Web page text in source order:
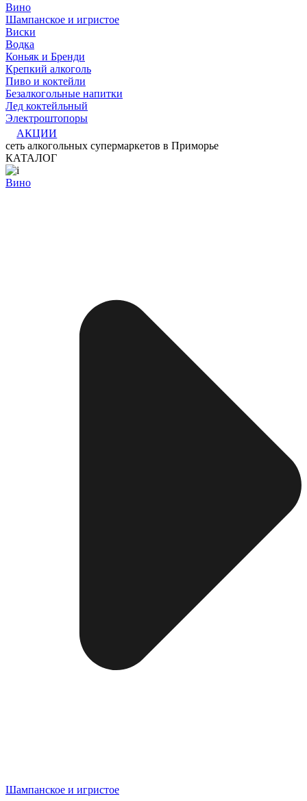
Вино
Шампанское и игристое
Виски
Водка
Коньяк и Бренди
Крепкий алкоголь
Пиво и коктейли
Безалкогольные напитки
Лед коктейльный
Электроштопоры
АКЦИИ
сеть алкогольных супермаркетов в Приморье
КАТАЛОГ
Вино
Шампанское и игристое